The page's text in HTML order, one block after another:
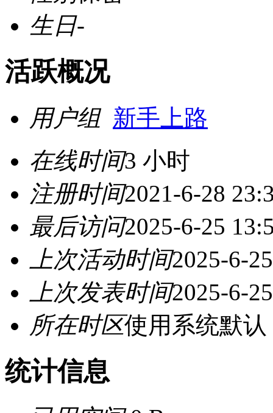
生日-
活跃概况
用户组 新手上路
在线时间3 小时
注册时间2021-6-28
最后访问2025-6-25
上次活动时间2025-6-
上次发表时间2025-6-
所在时区使用系统默认
统计信息